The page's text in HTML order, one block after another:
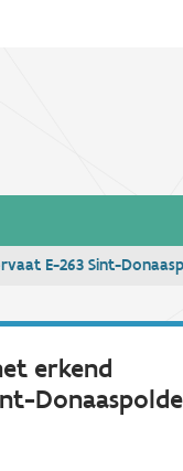
E-263 Sint-
erkend